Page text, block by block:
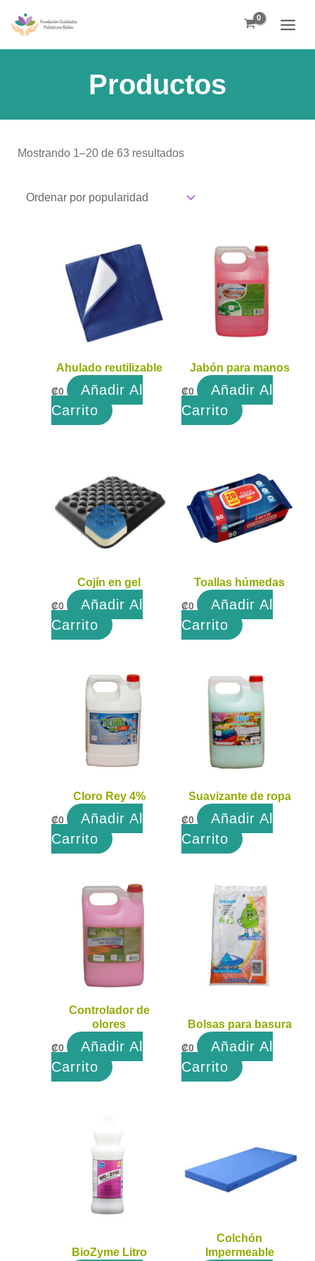
contenido
Productos
Mostrando 1–20 de 63 resultados
popularidad
Ahulado reutilizable
₡0
Añadir Al
Carrito
Jabón para manos
₡0
Añadir Al
Carrito
Cojín en gel
₡0
Añadir Al
Carrito
Toallas húmedas
₡0
Añadir Al
Carrito
Cloro Rey 4%
₡0
Añadir Al
Carrito
Suavizante de ropa
₡0
Añadir Al
Carrito
Controlador de
olores
₡0
Añadir Al
Carrito
Bolsas para basura
₡0
Añadir Al
Carrito
BioZyme Litro
Colchón
Impermeable
c
r